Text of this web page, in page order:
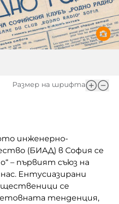
Размер на шрифта
инженерно-
(БИАД) в София се
– първият съюз на
Ентусиазирани
се
тенденция,